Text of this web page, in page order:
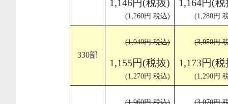
1,146円(税抜)
(1,260円 税込)
1,164円(
(1,280円
330部
(1,940円 税込)
1,155円(税抜)
(1,270円 税込)
(3,050円
1,173円(
(1,290円
(1,960円 税込) (3,070円